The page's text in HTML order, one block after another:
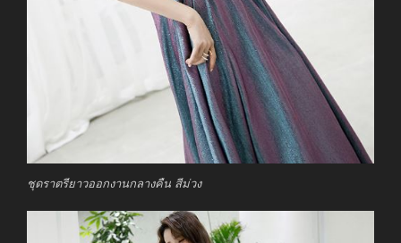
ชุดราตรียาวออกงานกลางคืน สีม่วง